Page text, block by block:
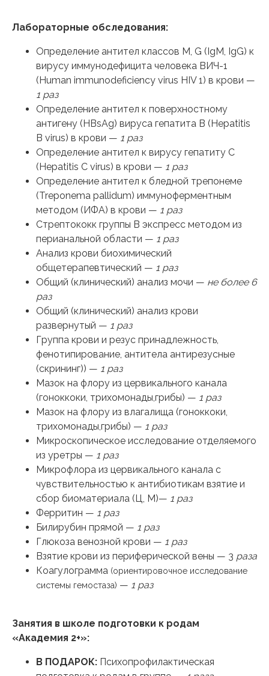
Лабораторные обследования:
Определение антител классов M, G (IgM, IgG) к
вирусу иммунодефицита человека ВИЧ-1
(Human immunodeficiency virus HIV 1) в крови —
1 раз
Определение антител к поверхностному
антигену (HBsAg) вируса гепатита B (Hepatitis
B virus) в крови — 1 раз
Определение антител к вирусу гепатиту C
(Hepatitis C virus) в крови — 1 раз
Определение антител к бледной трепонеме
(Treponema pallidum) иммуноферментным
методом (ИФА) в крови — 1 раз
Стрептококк группы В экспресс методом из
перианальной области — 1 раз
Анализ крови биохимический
общетерапевтический — 1 раз
Общий (клинический) анализ мочи — не более 6
раз
Общий (клинический) анализ крови
развернутый — 1 раз
Группа крови и резус принадлежность,
фенотипирование, антитела антирезусные
(скрининг)) — 1 раз
Мазок на флору из цервикального канала
(гоноккоки, трихомонады,грибы) — 1 раз
Мазок на флору из влагалища (гоноккоки,
трихомонады,грибы) — 1 раз
Микроскопическое исследование отделяемого
из уретры — 1 раз
Микрофлора из цервикального канала с
чувствительностью к антибиотикам взятие и
сбор биоматериала (Ц, М)— 1 раз
Ферритин — 1 раз
Билирубин прямой — 1 раз
Глюкоза венозной крови — 1 раз
Взятие крови из периферической вены — 3 раза
Коагулограмма (ориентировочное исследование
системы гемостаза) — 1 раз
Занятия в школе подготовки к родам
«Академия 2+»:
В ПОДАРОК: Психопрофилактическая